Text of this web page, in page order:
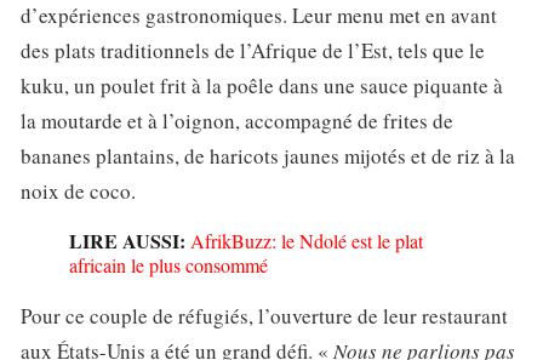
d’expériences gastronomiques. Leur menu met en avant
des plats traditionnels de l’Afrique de l’Est, tels que le
kuku, un poulet frit à la poêle dans une sauce piquante à
la moutarde et à l’oignon, accompagné de frites de
bananes plantains, de haricots jaunes mijotés et de riz à la
noix de coco.
LIRE AUSSI: AfrikBuzz: le Ndolé est le plat
africain le plus consommé
Pour ce couple de réfugiés, l’ouverture de leur restaurant
aux États-Unis a été un grand défi. « Nous ne parlions pas